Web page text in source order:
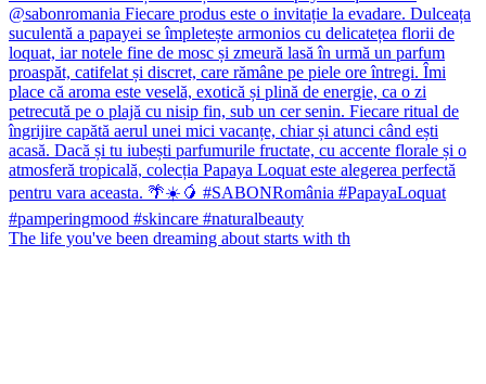
The life you've been dreaming about starts with th